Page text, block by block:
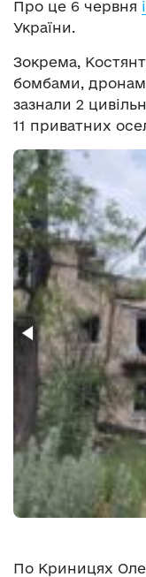
Про це 6 червня
України.
Зокрема,
бомбами,
зазнали 2
11 приватних
По Криницях